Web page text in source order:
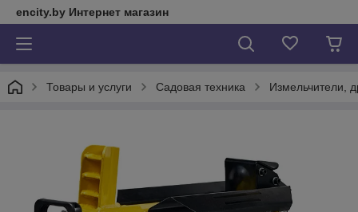
encity.by Интернет магазин
Товары и услуги Садовая техника Измельчители,